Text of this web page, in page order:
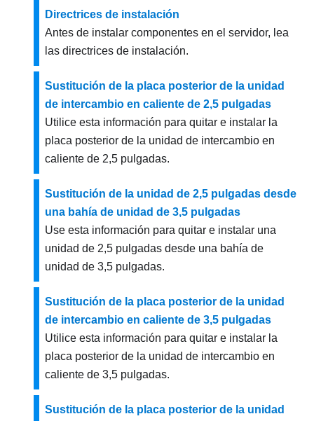
Directrices de instalación
Antes de instalar componentes en el servidor, lea
las directrices de instalación.
Sustitución de la placa posterior de la unidad
de intercambio en caliente de 2,5 pulgadas
Utilice esta información para quitar e instalar la
placa posterior de la unidad de intercambio en
caliente de 2,5 pulgadas.
Sustitución de la unidad de 2,5 pulgadas desde
una bahía de unidad de 3,5 pulgadas
Use esta información para quitar e instalar una
unidad de 2,5 pulgadas desde una bahía de
unidad de 3,5 pulgadas.
Sustitución de la placa posterior de la unidad
de intercambio en caliente de 3,5 pulgadas
Utilice esta información para quitar e instalar la
placa posterior de la unidad de intercambio en
caliente de 3,5 pulgadas.
Sustitución de la placa posterior de la unidad